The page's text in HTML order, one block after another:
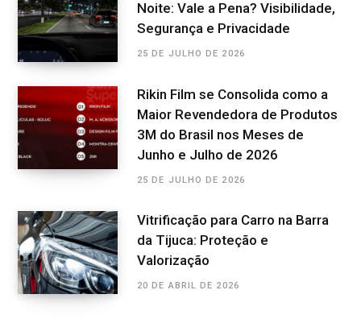
Noite: Vale a Pena? Visibilidade,
Segurança e Privacidade
25 DE JULHO DE 2026
Rikin Film se Consolida como a
Maior Revendedora de Produtos
3M do Brasil nos Meses de
Junho e Julho de 2026
25 DE JULHO DE 2026
Vitrificação para Carro na Barra
da Tijuca: Proteção e
Valorização
20 DE ABRIL DE 2026